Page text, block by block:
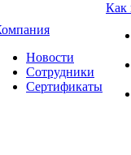
Новости
Сотрудники
Сертификаты
Как